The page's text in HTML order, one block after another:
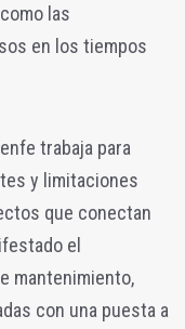
las
en los tiempos
trabaja para
y limitaciones
que conectan
el
mantenimiento,
con una puesta a